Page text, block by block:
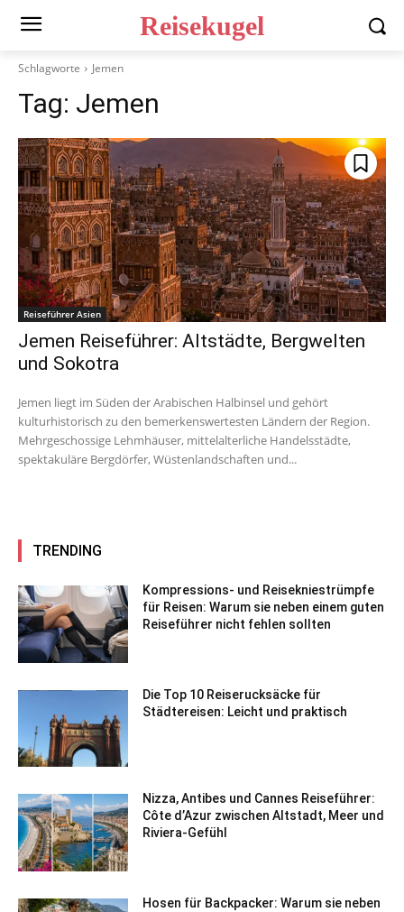
Reisekugel
Schlagworte Jemen
Tag: Jemen
Reiseführer Asien
Jemen Reiseführer: Altstädte, Bergwelten
und Sokotra
Jemen liegt im Süden der Arabischen Halbinsel und gehört
kulturhistorisch zu den bemerkenswertesten Ländern der Region.
Mehrgeschossige Lehmhäuser, mittelalterliche Handelsstädte,
spektakuläre Bergdörfer, Wüstenlandschaften und...
TRENDING
Kompressions- und Reisekniestrümpfe
für Reisen: Warum sie neben einem guten
Reiseführer nicht fehlen sollten
Die Top 10 Reiserucksäcke für
Städtereisen: Leicht und praktisch
Nizza, Antibes und Cannes Reiseführer:
Côte d’Azur zwischen Altstadt, Meer und
Riviera-Gefühl
Hosen für Backpacker: Warum sie neben